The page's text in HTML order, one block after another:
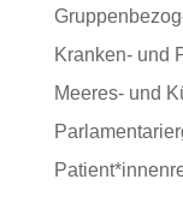
Kranken- und
Meeres- und